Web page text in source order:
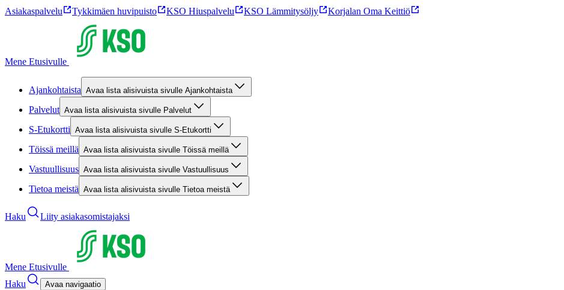
Asiakaspalvelu Tykkimäen huvipuisto KSO Hiuspalvelu KSO Lämmitysöljy Korjalan Oma Keittiö
Mene Etusivulle
Ajankohtaista Avaa lista alisivuista sivulle Ajankohtaista
Palvelut Avaa lista alisivuista sivulle Palvelut
S-Etukortti Avaa lista alisivuista sivulle S-Etukortti
Töissä meillä Avaa lista alisivuista sivulle Töissä meillä
Vastuullisuus Avaa lista alisivuista sivulle Vastuullisuus
Tietoa meistä Avaa lista alisivuista sivulle Tietoa meistä
Haku Liity asiakasomistajaksi
Mene Etusivulle
Haku
Avaa navigaatio